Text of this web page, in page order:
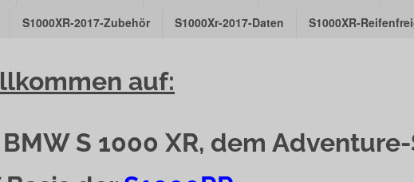
S1000XR-2017-Zubehör S1000Xr-2017-Daten S1000XR-
auf:
S 1000 XR, dem